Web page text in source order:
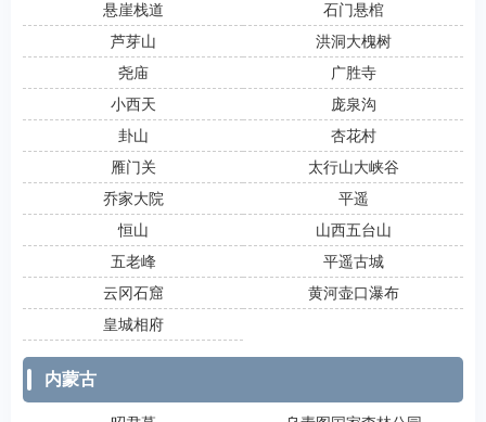
悬崖栈道
石门悬棺
芦芽山
洪洞大槐树
尧庙
广胜寺
小西天
庞泉沟
卦山
杏花村
雁门关
太行山大峡谷
乔家大院
平遥
恒山
山西五台山
五老峰
平遥古城
云冈石窟
黄河壶口瀑布
皇城相府
内蒙古